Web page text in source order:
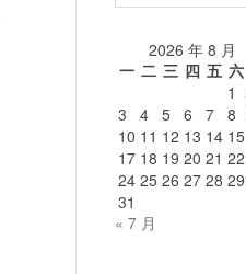
2026 年 8 月
一 二 三 四 五 六
1
3
4 5 6 7 8
10 11 12 13 14 15
17 18 19 20 21 22
24 25 26 27 28 29
31
« 7 月